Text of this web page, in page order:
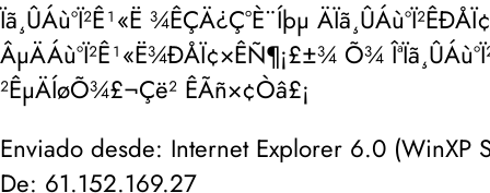
Ïã¸ÛÁùºÏ²Ê¹«Ë ¾ÊÇÄ¿Ç°È¨Íþµ
ÂµÄÁùºÏ²Ê¹«Ë¾ÐÅÏ¢×ÊÑ¶¡£±¾ Õ¾
²ÊµÄÍøÕ¾£¬Çë² ÊÃñ×¢Òâ£¡
Enviado desde: Internet Explorer 6.0 (WinXP
De: 61.152.169.27